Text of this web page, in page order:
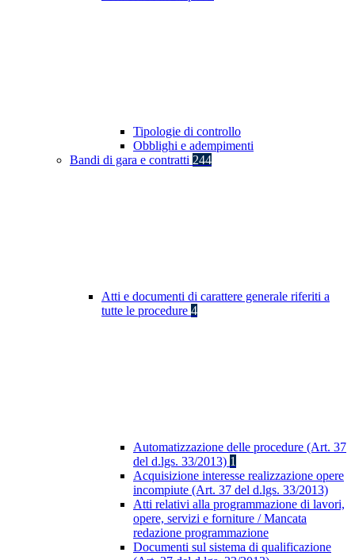
Tipologie di controllo
Obblighi e adempimenti
Bandi di gara e contratti 244
Atti e documenti di carattere generale riferiti a
tutte le procedure 4
Automatizzazione delle procedure (Art. 37
del d.lgs. 33/2013) 1
Acquisizione interesse realizzazione opere
incompiute (Art. 37 del d.lgs. 33/2013)
Atti relativi alla programmazione di lavori,
opere, servizi e forniture / Mancata
redazione programmazione
Documenti sul sistema di qualificazione